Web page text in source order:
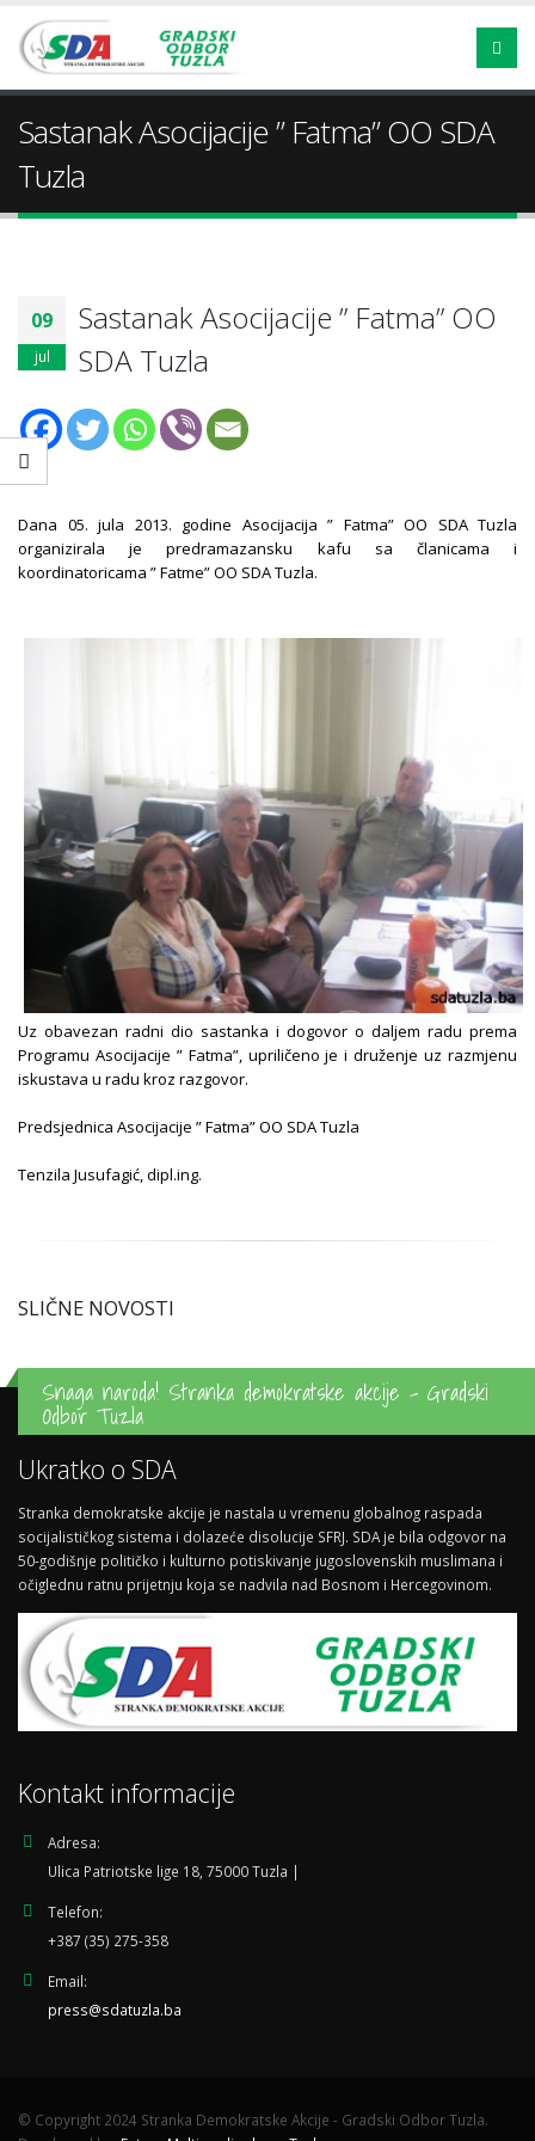
Sastanak Asocijacije ” Fatma” OO SDA
Tuzla
09
jul
Sastanak Asocijacije ” Fatma” OO
SDA Tuzla
Dana 05. jula 2013. godine Asocijacija ” Fatma” OO SDA Tuzla
organizirala je predramazansku kafu sa članicama i
koordinatoricama ” Fatme” OO SDA Tuzla.
Uz obavezan radni dio sastanka i dogovor o daljem radu prema
Programu Asocijacije ” Fatma”, upriličeno je i druženje uz razmjenu
iskustava u radu kroz razgovor.
Predsjednica Asocijacije ” Fatma” OO SDA Tuzla
Tenzila Jusufagić, dipl.ing.
SLIČNE NOVOSTI
Snaga naroda! Stranka demokratske akcije - Gradski
Odbor Tuzla
Ukratko o SDA
Stranka demokratske akcije je nastala u vremenu globalnog raspada
socijalističkog sistema i dolazeće disolucije SFRJ. SDA je bila odgovor na
50-godišnje političko i kulturno potiskivanje jugoslovenskih muslimana i
očiglednu ratnu prijetnju koja se nadvila nad Bosnom i Hercegovinom.
Kontakt informacije
Adresa:
Ulica Patriotske lige 18, 75000 Tuzla |
Telefon:
+387 (35) 275-358
Email:
press@sdatuzla.ba
© Copyright 2024 Stranka Demokratske Akcije - Gradski Odbor Tuzla.